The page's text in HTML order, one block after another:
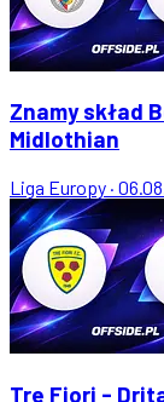
Znamy skład
Midlothian
Liga Europy ·
Tre Fiori -